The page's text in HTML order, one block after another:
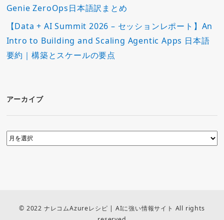
Genie ZeroOps日本語訳まとめ
【Data + AI Summit 2026 – セッションレポート】An
Intro to Building and Scaling Agentic Apps 日本語
要約｜構築とスケールの要点
アーカイブ
© 2022 ナレコムAzureレシピ | AIに強い情報サイト All rights